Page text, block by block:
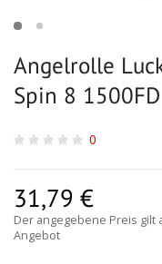
Angelrolle
Spin 8 1500FD
0
31,79 €
Der angegebene Preis gilt
Angebot